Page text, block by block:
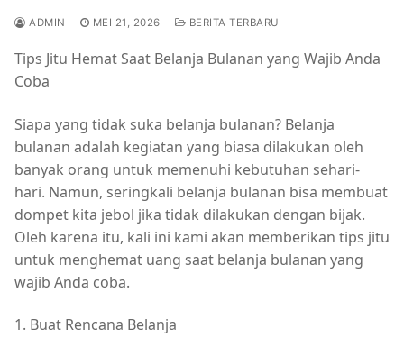
ADMIN MEI 21, 2026 BERITA TERBARU
Tips Jitu Hemat Saat Belanja Bulanan yang Wajib Anda
Coba
Siapa yang tidak suka belanja bulanan? Belanja
bulanan adalah kegiatan yang biasa dilakukan oleh
banyak orang untuk memenuhi kebutuhan sehari-
hari. Namun, seringkali belanja bulanan bisa membuat
dompet kita jebol jika tidak dilakukan dengan bijak.
Oleh karena itu, kali ini kami akan memberikan tips jitu
untuk menghemat uang saat belanja bulanan yang
wajib Anda coba.
1. Buat Rencana Belanja